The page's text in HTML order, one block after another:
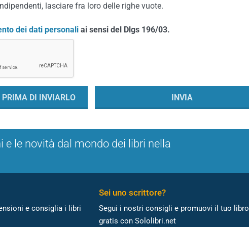
lasciare fra loro delle righe vuote.
dei dati personali ai sensi del Dlgs 196/03.
e le novità dal mondo dei libri nella
e consiglia i libri
Sei uno scrittore?
Segui i nostri consigli e promuovi il tuo libro
gratis con Sololibri.net